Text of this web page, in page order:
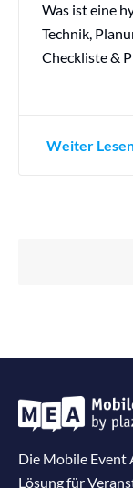
Was ist eine
Technik,
Checkliste &
Weiter
Die Mobile Event
Lösung für